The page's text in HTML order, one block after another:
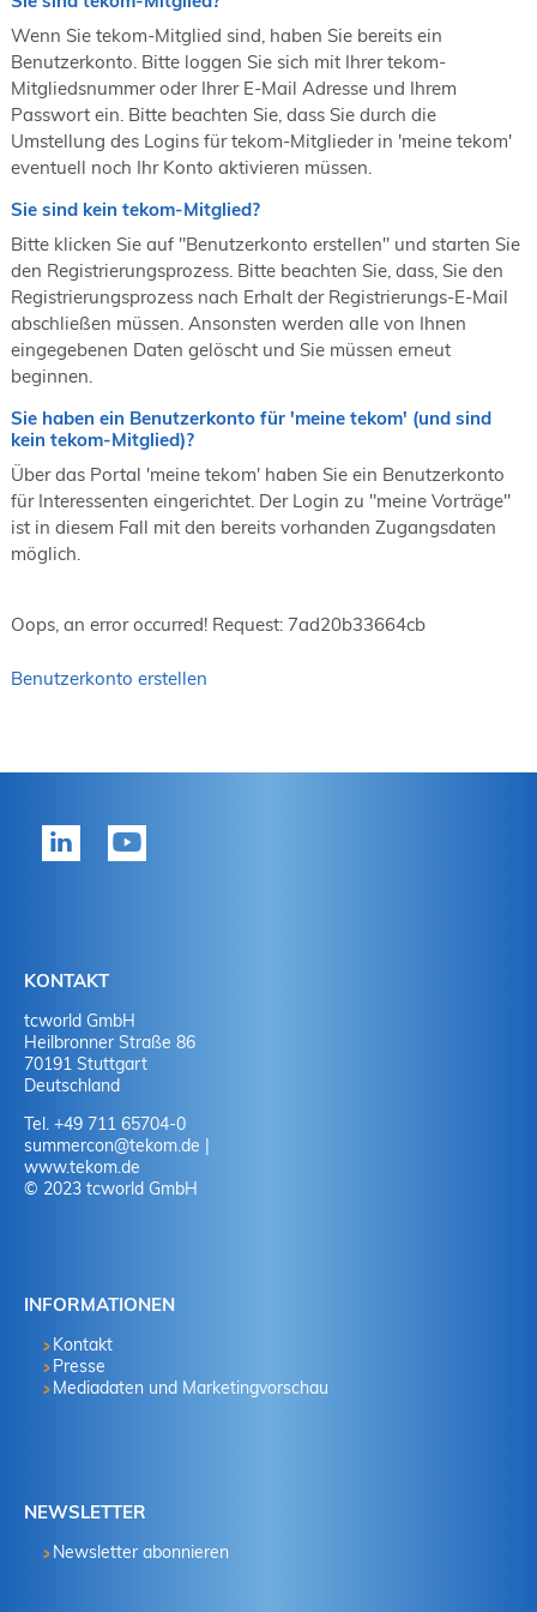
19. Juni 2026 in Wiesbaden
NORDIC TechKomm Kopenhagen
23.-24. September 2026
tekom-Jahrestagung 2026
Wenn Sie tekom-Mitglied sind, haben Sie bereits ein
Benutzerkonto. Bitte loggen Sie sich mit Ihrer tekom-
Mitgliedsnummer oder Ihrer E-Mail Adresse und Ihrem
Passwort ein. Bitte beachten Sie, dass Sie durch die
Umstellung des Logins für tekom-Mitglieder in 'meine tekom'
eventuell noch Ihr Konto aktivieren müssen.
Sie sind kein tekom-Mitglied?
Bitte klicken Sie auf "Benutzerkonto erstellen" und starten Sie
den Registrierungsprozess. Bitte beachten Sie, dass, Sie den
Registrierungsprozess nach Erhalt der Registrierungs-E-Mail
abschließen müssen. Ansonsten werden alle von Ihnen
eingegebenen Daten gelöscht und Sie müssen erneut
beginnen.
Sie haben ein Benutzerkonto für 'meine tekom' (und sind
kein tekom-Mitglied)?
Über das Portal 'meine tekom' haben Sie ein Benutzerkonto
für Interessenten eingerichtet. Der Login zu "meine Vorträge"
ist in diesem Fall mit den bereits vorhanden Zugangsdaten
möglich.
Oops, an error occurred! Request: 7ad20b33664cb
Benutzerkonto erstellen
KONTAKT
tcworld GmbH
Heilbronner Straße 86
70191 Stuttgart
Deutschland
Tel. +49 711 65704-0
summercon@tekom.de |
www.tekom.de
© 2023 tcworld GmbH
INFORMATIONEN
Kontakt
Presse
Mediadaten und Marketingvorschau
NEWSLETTER
Newsletter abonnieren